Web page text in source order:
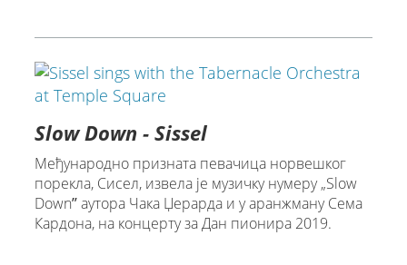
Slow Down - Sissel
Међународнo признатa певачица норвешког
порекла, Сисел, извелa је музичку нумеру „Slow
Downˮ аутора Чака Џерарда и у аранжману Сема
Кардона, на концерту за Дан пионира 2019.